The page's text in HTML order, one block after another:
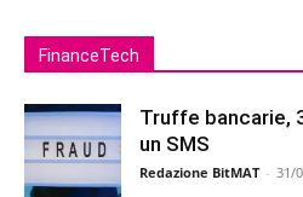
FinanceTech
Truffe bancarie,
un SMS
Redazione BitMAT - 31/